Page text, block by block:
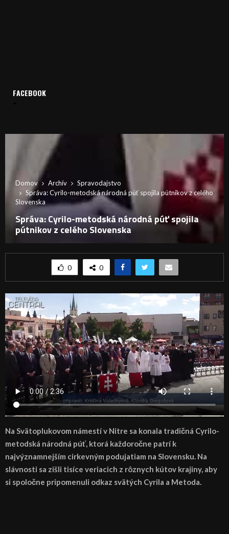
Domov Archív
Spravodajstvo
Správa: Cyrilo-metodská národná púť spojila pútnikov z celého
Slovenska
Správa: Cyrilo-metodská národná púť spojila
pútnikov z celého Slovenska
0 0
Na Svätoplukovom námestí v Nitre sa konala tradičná Cyrilo-
metodská národná púť, ktorá každoročne patrí k
najvýznamnejším cirkevným podujatiam na Slovensku. Na
slávnosti sa zišli tisíce veriacich z rôznych kútov krajiny, aby
si spoločne pripomenuli odkaz svätých Cyrila a Metoda.
FACEBOOK